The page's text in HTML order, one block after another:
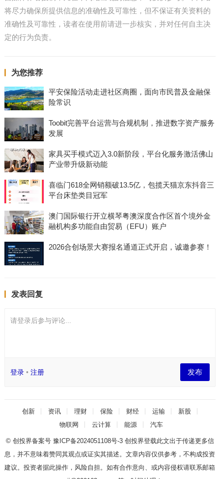
将尽力确保所提供信息的准确性及可靠性，但不保证有关资料的
准确性及可靠性，读者在使用前请进一步核实，并对任何自主决
定的行为负责。
为您推荐
平安保险活动走进社区商圈，面向市民普及金融保
险常识
Toobit完善平台运营与合规机制，推进数字资产服务
发展
家具买手模式迈入3.0新阶段，平台化服务激活佛山
产业带升级新动能
喜临门618全网销额破13.5亿，包揽天猫京东抖音三
平台床垫类目冠军
澳门国际银行开立横琴粤澳深度合作区首个境外金
融机构多功能自由贸易（EFU）账户
2026合创场景大赛报名通道正式开启，诚邀参赛！
发表回复
请登录后参与评论...
登录• 注册 发布
创新 资讯 理财 保险 财经 运输
新股
物联网
云计算 能源 汽车
© 创投界备案号 豫ICP备2024051108号-3 创投界登载此文出于传递更多信
息，并不意味着赞同其观点或证实其描述。文章内容仅供参考，不构成投资
建议。投资者据此操作，风险自担。如有合作意向、或内容侵权请联系邮箱